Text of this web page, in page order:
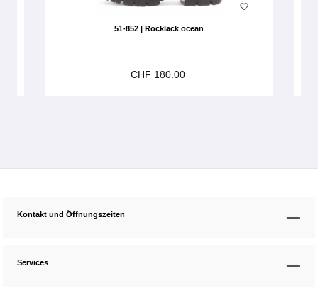
51-852 | Rocklack ocean
CHF 180.00
Kontakt und Öffnungszeiten
Services